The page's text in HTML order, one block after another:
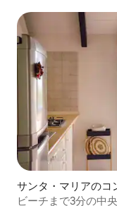
サンタ・マリアのコ
ビーチまで3分の中